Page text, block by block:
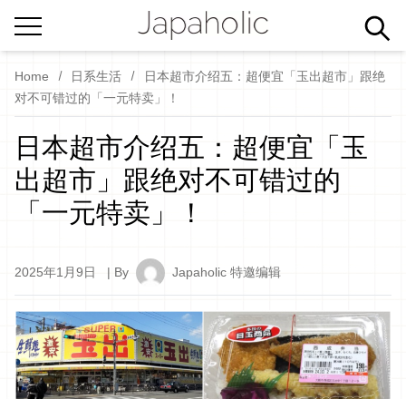
Home 日系生活
日本超市介绍五：超便宜「玉出超市」跟绝
对不可错过的「一元特卖」！
日本超市介绍五：超便宜「玉
出超市」跟绝对不可错过的
「一元特卖」！
2025年1月9日 | By Japaholic 特邀编辑